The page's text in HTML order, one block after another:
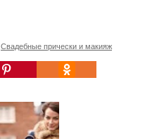
Свадебные прически и макияж